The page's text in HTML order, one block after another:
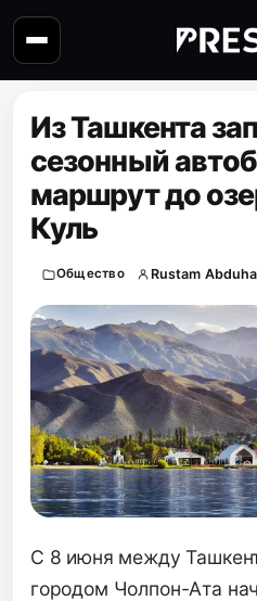
Из Ташкента
сезонный
маршрут до
Куль
Общество Rustam
С 8 июня между
городом Чолпон-Ата